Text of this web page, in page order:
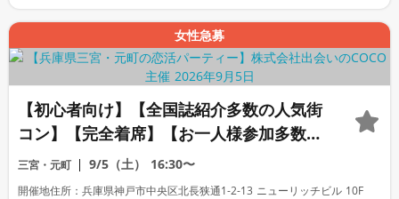
女性急募
【初心者向け】【全国誌紹介多数の人気街
コン】【完全着席】【お一人様参加多数】
【駅から2分】【コース料理・豊富な飲み
放題】【新築居酒屋貸切】【夜景の見える
三宮・元町 9/5（土） 16:30〜
開催地住所：兵庫県神戸市中央区北長狭通1-2-13 ニューリッチビル 10F